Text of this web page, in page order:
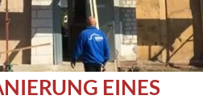
EINES